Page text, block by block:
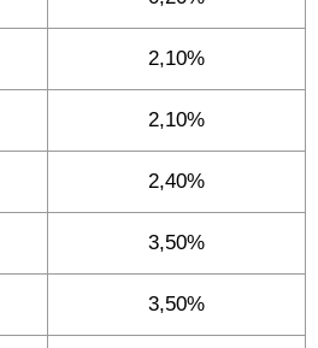
2,10%
2,10%
2,40%
3,50%
3,50%